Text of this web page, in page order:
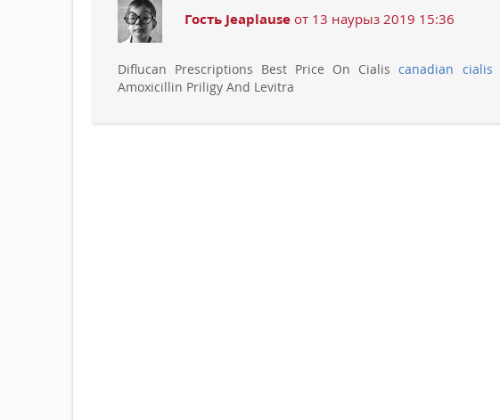
Гость Jeaplause от 13 наурыз 2019 15:36
Diflucan Prescriptions Best Price On Cialiscanadian cialis
Amoxicillin Priligy And Levitra